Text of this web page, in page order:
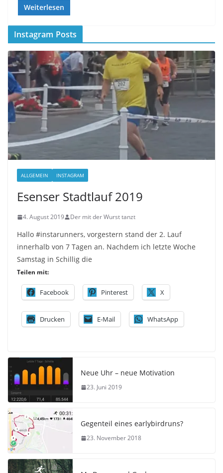
Weiterlesen
Instagram Posts
ALLGEMEIN INSTAGRAM
Esenser Stadtlauf 2019
4. August 2019 Der mit der Wurst tanzt
Hallo #instarunners, vorgestern stand der 2. Lauf
innerhalb von 7 Tagen an. Nachdem ich letzte Woche
Samstag in Schillig die
Teilen mit:
Facebook Pinterest X
Drucken E-Mail WhatsApp
Neue Uhr – neue Motivation
23. Juni 2019
Gegenteil eines earlybirdruns?
23. November 2018